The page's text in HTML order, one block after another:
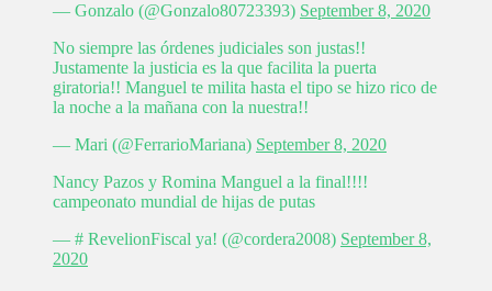
— Gonzalo (@Gonzalo80723393) September 8, 2020
No siempre las órdenes judiciales son justas!!
Justamente la justicia es la que facilita la puerta
giratoria!! Manguel te milita hasta el tipo se hizo rico de
la noche a la mañana con la nuestra!!
— Mari (@FerrarioMariana) September 8, 2020
Nancy Pazos y Romina Manguel a la final!!!!
campeonato mundial de hijas de putas
— # RevelionFiscal ya! (@cordera2008) September 8,
2020